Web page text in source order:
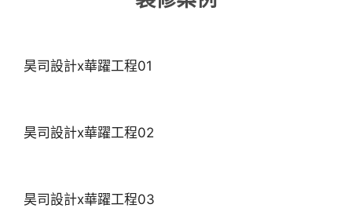
昊司設計x華躍工程01
昊司設計x華躍工程02
昊司設計x華躍工程03